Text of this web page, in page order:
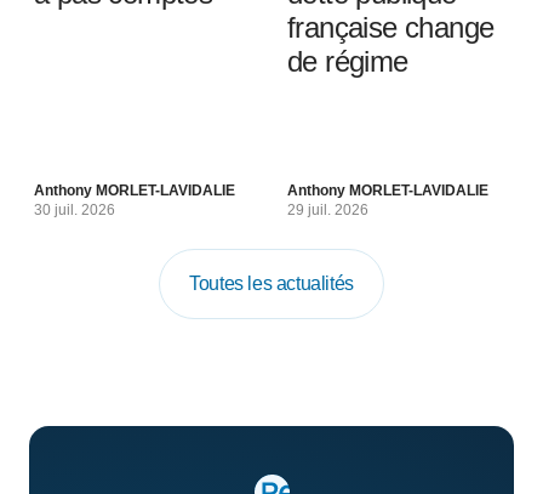
Anthony MORLET-LAVIDALIE
30 juil. 2026
française change
de régime
Anthony MORLET-LAVIDALIE
29 juil. 2026
Toutes les actualités